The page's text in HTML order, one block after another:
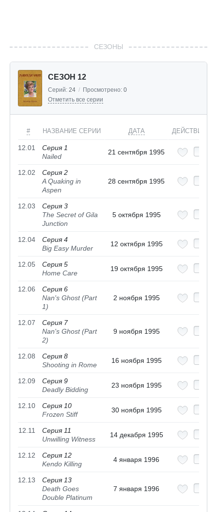
СЕЗОНЫ
СЕЗОН 12
Серий: 24 / Просмотрено: 0
Отметить все серии
# НАЗВАНИЕ СЕРИИ ДАТА ДЕЙСТВИЯ
12.01
Серия 1
Nailed
21 сентября 1995
12.02
Серия 2
A Quaking in
Aspen
28 сентября 1995
12.03
Серия 3
The Secret of Gila
Junction
5 октября 1995
12.04
Серия 4
Big Easy Murder
12 октября 1995
12.05
Серия 5
Home Care
19 октября 1995
12.06
Серия 6
Nan's Ghost (Part
1)
2 ноября 1995
12.07
Серия 7
Nan's Ghost (Part
2)
9 ноября 1995
12.08
Серия 8
Shooting in Rome
16 ноября 1995
12.09
Серия 9
Deadly Bidding
23 ноября 1995
12.10
Серия 10
Frozen Stiff
30 ноября 1995
12.11
Серия 11
Unwilling Witness
14 декабря 1995
12.12
Серия 12
Kendo Killing
4 января 1996
12.13
Серия 13
Death Goes
Double Platinum
7 января 1996